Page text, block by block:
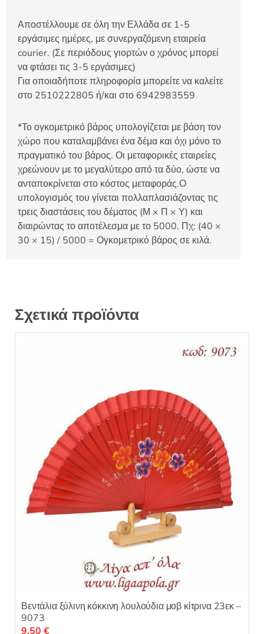
Αποστέλλουμε σε όλη την Ελλάδα σε 1-5
εργάσιμες ημέρες, με συνεργαζόμενη εταιρεία
courier. (Σε περιόδους γιορτών ο χρόνος μπορεί
να φτάσει τις 3-5 εργάσιμες)
Για οποιαδήποτε πληροφορία μπορείτε να καλείτε
στο 2510222805 ή/και στο 6942983559
*Το ογκομετρικό βάρος υπολογίζεται με βάση τον
χώρο που καταλαμβάνει ένα δέμα και όχι μόνο το
πραγματικό του βάρος. Οι μεταφορικές εταιρείες
χρεώνουν με το μεγαλύτερο από τα δύο, ώστε να
ανταποκρίνεται στο κόστος μεταφοράς.Ο
υπολογισμός του γίνεται πολλαπλασιάζοντας τις
τρεις διαστάσεις του δέματος (Μ × Π × Υ) και
διαιρώντας το αποτέλεσμα με το 5000. Πχ: (40 ×
30 × 15) / 5000 = Ογκομετρικό βάρος σε κιλά.
Σχετικά προϊόντα
Βεντάλια ξύλινη κόκκινη λουλούδια μοβ κίτρινα 23εκ –
9073
9,50 €